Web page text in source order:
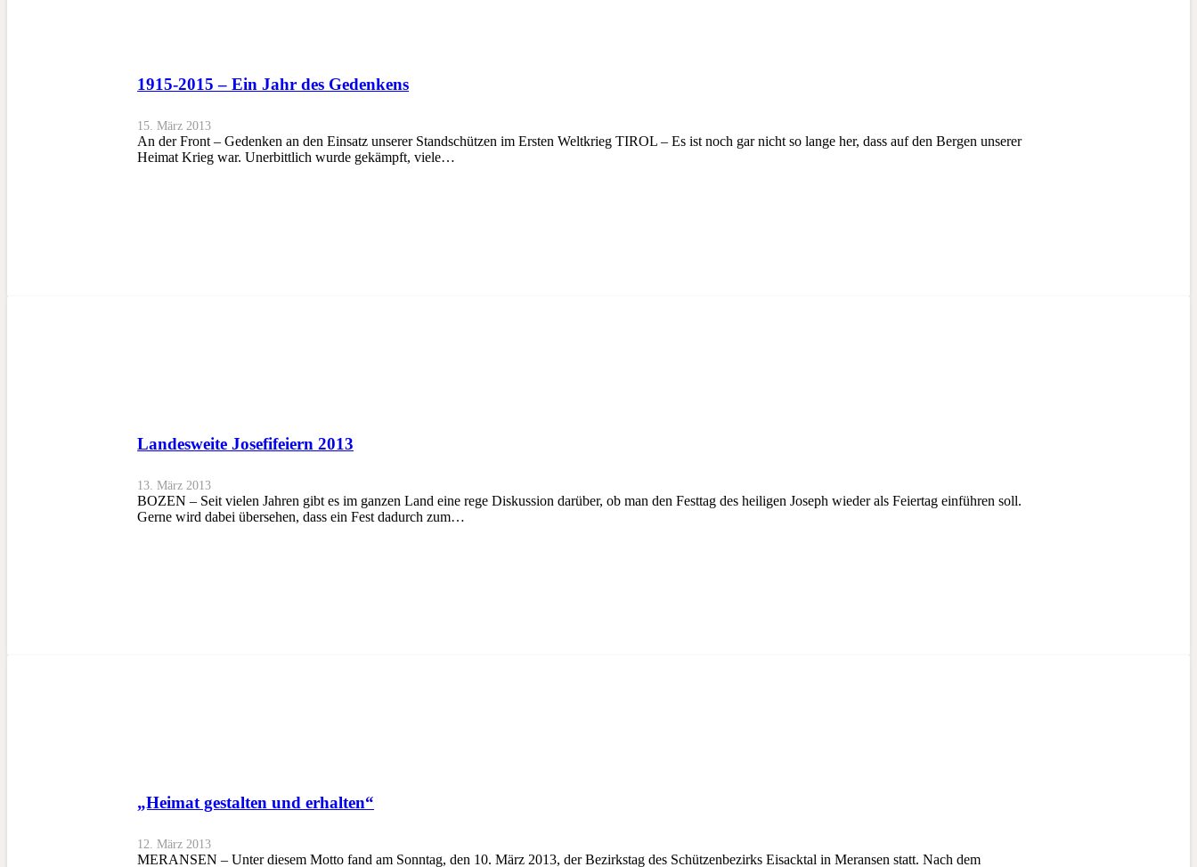
1915-2015 – Ein Jahr des Gedenkens
15. März 2013
An der Front – Gedenken an den Einsatz unserer Standschützen im Ersten Weltkrieg TIROL – Es ist noch gar nicht so lange her, dass auf den Bergen unserer
Heimat Krieg war. Unerbittlich wurde gekämpft, viele…
Landesweite Josefifeiern 2013
13. März 2013
BOZEN – Seit vielen Jahren gibt es im ganzen Land eine rege Diskussion darüber, ob man den Festtag des heiligen Joseph wieder als Feiertag einführen soll.
Gerne wird dabei übersehen, dass ein Fest dadurch zum…
„Heimat gestalten und erhalten“
12. März 2013
MERANSEN – Unter diesem Motto fand am Sonntag, den 10. März 2013, der Bezirkstag des Schützenbezirks Eisacktal in Meransen statt. Nach dem